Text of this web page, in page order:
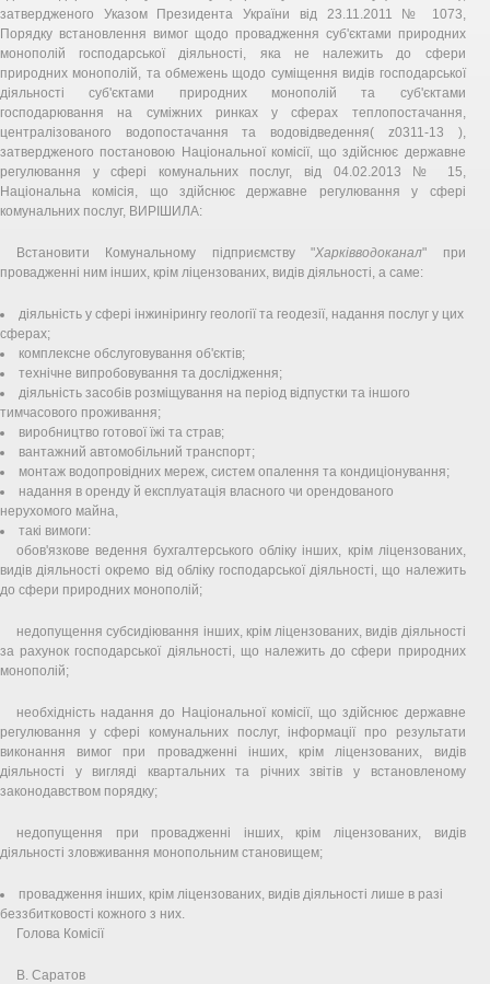
затвердженого Указом Президента України від 23.11.2011 № 1073,
Порядку встановлення вимог щодо провадження суб'єктами природних
монополій господарської діяльності, яка не належить до сфери
природних монополій, та обмежень щодо суміщення видів господарської
діяльності суб'єктами природних монополій та суб'єктами
господарювання на суміжних ринках у сферах теплопостачання,
централізованого водопостачання та водовідведення( z0311-13 ),
затвердженого постановою Національної комісії, що здійснює державне
регулювання у сфері комунальних послуг, від 04.02.2013 № 15,
Національна комісія, що здійснює державне регулювання у сфері
комунальних послуг, ВИРІШИЛА:
Встановити Комунальному підприємству "Харківводоканал" при
провадженні ним інших, крім ліцензованих, видів діяльності, а саме:
діяльність у сфері інжинірингу геології та геодезії, надання послуг у цих
сферах;
комплексне обслуговування об'єктів;
технічне випробовування та дослідження;
діяльність засобів розміщування на період відпустки та іншого
тимчасового проживання;
виробництво готової їжі та страв;
вантажний автомобільний транспорт;
монтаж водопровідних мереж, систем опалення та кондиціонування;
надання в оренду й експлуатація власного чи орендованого
нерухомого майна,
такі вимоги:
обов'язкове ведення бухгалтерського обліку інших, крім ліцензованих,
видів діяльності окремо від обліку господарської діяльності, що належить
до сфери природних монополій;
недопущення субсидіювання інших, крім ліцензованих, видів діяльності
за рахунок господарської діяльності, що належить до сфери природних
монополій;
необхідність надання до Національної комісії, що здійснює державне
регулювання у сфері комунальних послуг, інформації про результати
виконання вимог при провадженні інших, крім ліцензованих, видів
діяльності у вигляді квартальних та річних звітів у встановленому
законодавством порядку;
недопущення при провадженні інших, крім ліцензованих, видів
діяльності зловживання монопольним становищем;
провадження інших, крім ліцензованих, видів діяльності лише в разі
беззбитковості кожного з них.
Голова Комісії
В. Саратов